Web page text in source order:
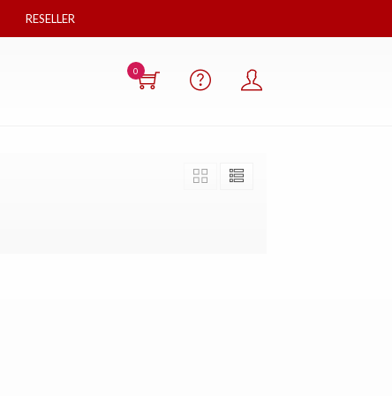
RESELLER
0